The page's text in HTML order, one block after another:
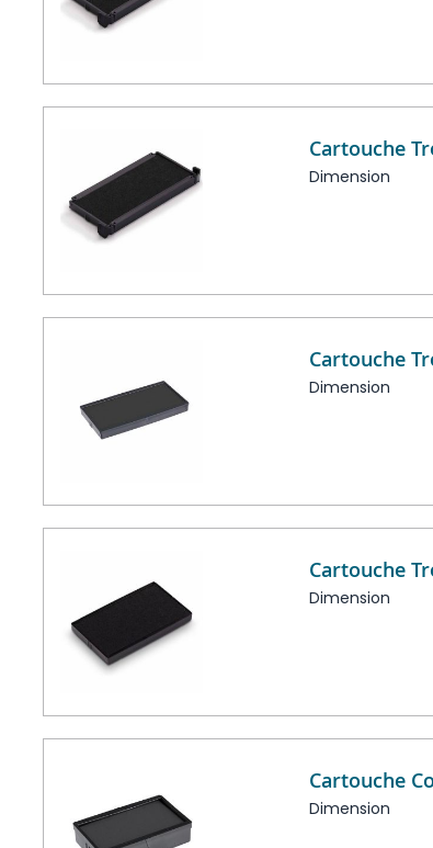
Cartouche
Dimension
Cartouche
Dimension
Cartouche
Dimension
Cartouche
Dimension